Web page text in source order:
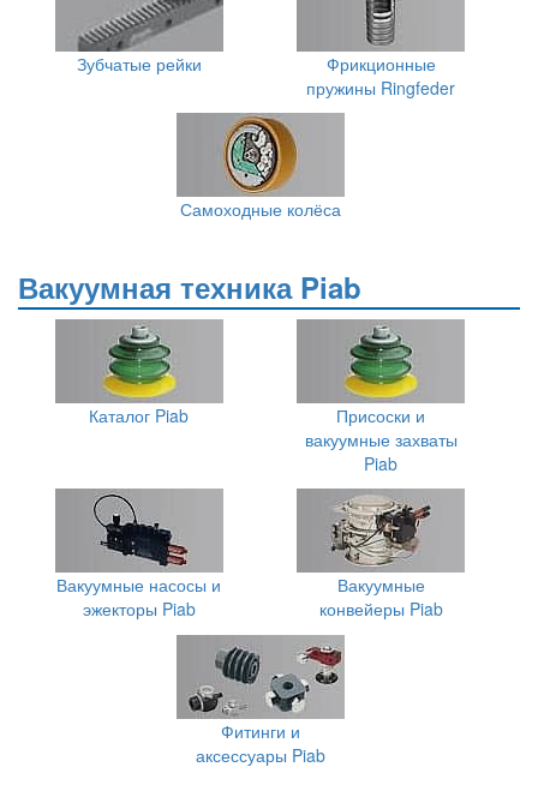
Зубчатые рейки
Фрикционные
пружины Ringfeder
Самоходные колёса
Вакуумная техника Piab
Каталог Piab
Присоски и
вакуумные захваты
Piab
Вакуумные насосы и
эжекторы Piab
Вакуумные
конвейеры Piab
Фитинги и
аксессуары Piab